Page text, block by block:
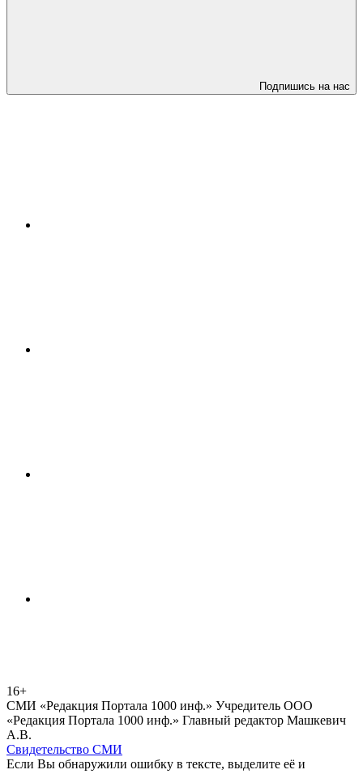
Подпишись на нас
16+
СМИ «Редакция Портала 1000 инф.» Учредитель ООО
«Редакция Портала 1000 инф.» Главный редактор Машкевич
А.В.
Свидетельство СМИ
Если Вы обнаружили ошибку в тексте, выделите её и